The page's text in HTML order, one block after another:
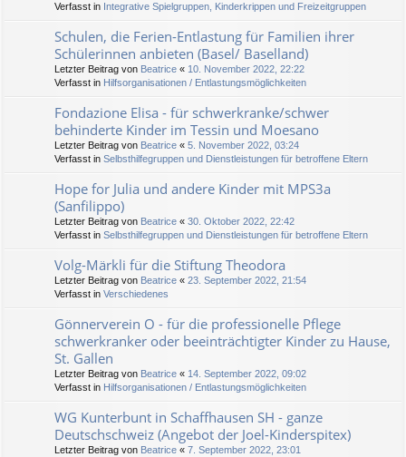
Verfasst in Integrative Spielgruppen, Kinderkrippen und Freizeitgruppen
Schulen, die Ferien-Entlastung für Familien ihrer
Schülerinnen anbieten (Basel/ Baselland)
Letzter Beitrag von Beatrice « 10. November 2022, 22:22
Verfasst in Hilfsorganisationen / Entlastungsmöglichkeiten
Fondazione Elisa - für schwerkranke/schwer
behinderte Kinder im Tessin und Moesano
Letzter Beitrag von Beatrice « 5. November 2022, 03:24
Verfasst in Selbsthilfegruppen und Dienstleistungen für betroffene Eltern
Hope for Julia und andere Kinder mit MPS3a
(Sanfilippo)
Letzter Beitrag von Beatrice « 30. Oktober 2022, 22:42
Verfasst in Selbsthilfegruppen und Dienstleistungen für betroffene Eltern
Volg-Märkli für die Stiftung Theodora
Letzter Beitrag von Beatrice « 23. September 2022, 21:54
Verfasst in Verschiedenes
Gönnerverein O - für die professionelle Pflege
schwerkranker oder beeinträchtigter Kinder zu Hause,
St. Gallen
Letzter Beitrag von Beatrice « 14. September 2022, 09:02
Verfasst in Hilfsorganisationen / Entlastungsmöglichkeiten
WG Kunterbunt in Schaffhausen SH - ganze
Deutschschweiz (Angebot der Joel-Kinderspitex)
Letzter Beitrag von Beatrice « 7. September 2022, 23:01